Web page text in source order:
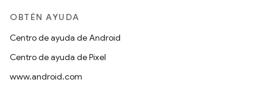
OBTÉN AYUDA
Centro de ayuda de Android
Centro de ayuda de Pixel
www.android.com